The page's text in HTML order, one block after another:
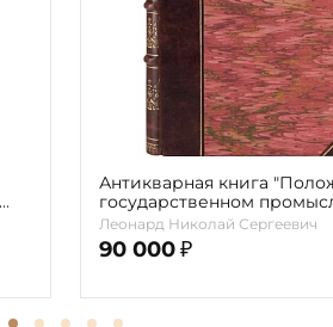
Антикварная книга
государственном
налоге" Леонард Н.С.
Леонард Николай Сергеевич
90 000 ₽